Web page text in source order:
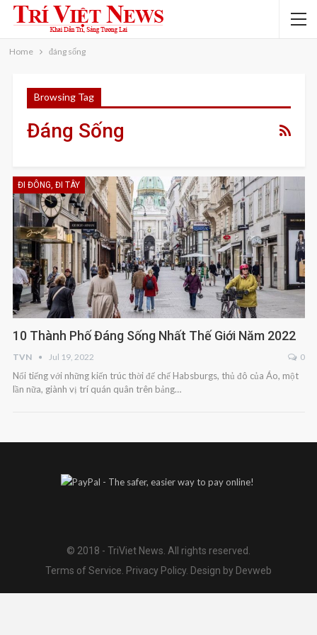
Home đáng sống
Browsing Tag
Đáng Sống
ĐI ĐÔNG, ĐI TÂY
10 Thành Phố Đáng Sống Nhất Thế Giới Năm 2022
TVN Jul 19, 2022 0
Nổi tiếng với những kiến trúc thời đế chế Habsburgs, thủ đô của Áo, một
lần nữa, giành vị trí quán quân trên bảng…
© 2018 - TriViet News. All rights reserved.
Terms of Service. Privacy Policy. Design by Devweb